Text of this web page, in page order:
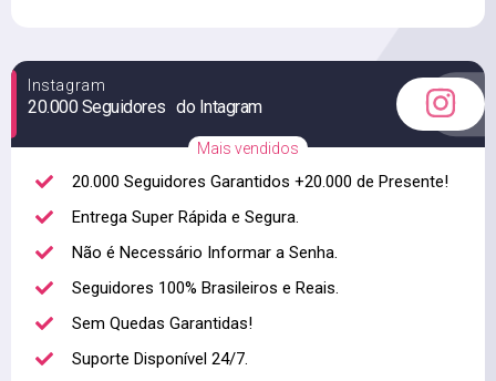
Instagram
20.000 Seguidores do Intagram
20.000 Seguidores Garantidos +20.000 de Presente!
Entrega Super Rápida e Segura.
Não é Necessário Informar a Senha.
Seguidores 100% Brasileiros e Reais.
Sem Quedas Garantidas!
Suporte Disponível 24/7.
Mais vendidos